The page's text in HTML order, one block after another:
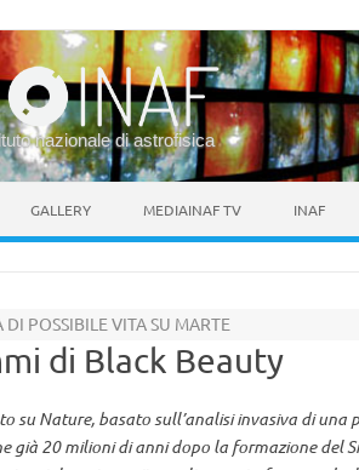
nazionale di astrofisica
GALLERY MEDIAINAF TV INAF
DI POSSIBILE VITA SU MARTE
di Black Beauty
su Nature, basato sull’analisi invasiva di una
già 20 milioni di anni dopo la formazione del